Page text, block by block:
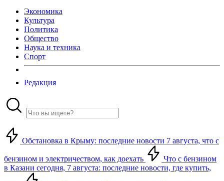
Экономика
Культура
Политика
Общество
Наука и техника
Спорт
Редакция
Обстановка в Крыму: последние новости 7 августа, что с
бензином и электричеством, как доехать
Что с бензином
в Казани сегодня, 7 августа: последние новости, где купить,